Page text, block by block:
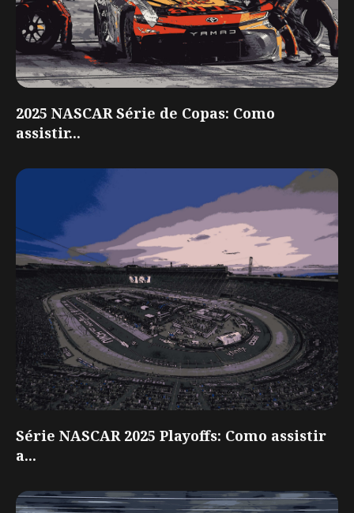
2025 NASCAR Série de Copas: Como
assistir...
Série NASCAR 2025 Playoffs: Como assistir
a...